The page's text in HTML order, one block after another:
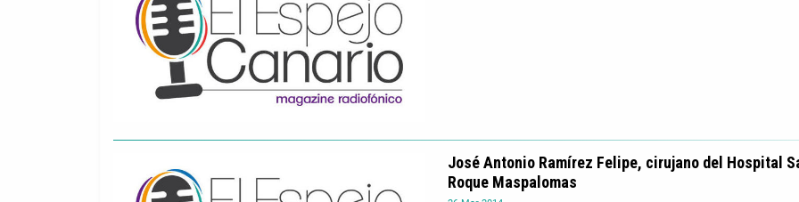
José Antonio Ramírez Felipe, cirujano del Hospital
Roque Maspalomas